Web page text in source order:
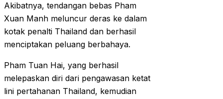
Akibatnya, tendangan bebas Pham
Xuan Manh meluncur deras ke dalam
kotak penalti Thailand dan berhasil
menciptakan peluang berbahaya.
Pham Tuan Hai, yang berhasil
melepaskan diri dari pengawasan ketat
lini pertahanan Thailand, kemudian